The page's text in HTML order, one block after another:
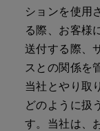
ションを使用
る際、お客様
送付する際、
スとの関係を
当社とやり取
どのように扱
す。当社は、